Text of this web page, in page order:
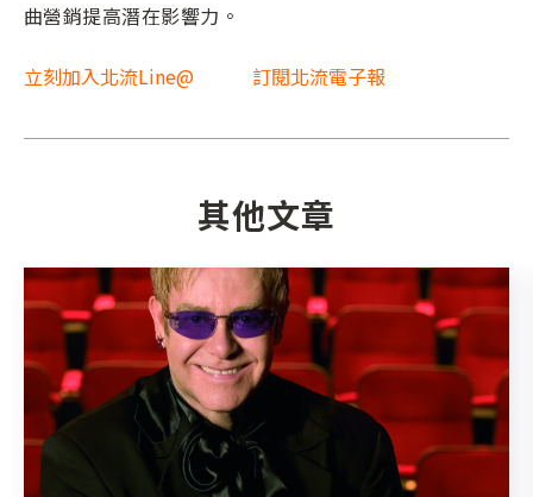
曲營銷提高潛在影響力。
立刻加入北流Line@ 訂閱北流電子報
其他文章